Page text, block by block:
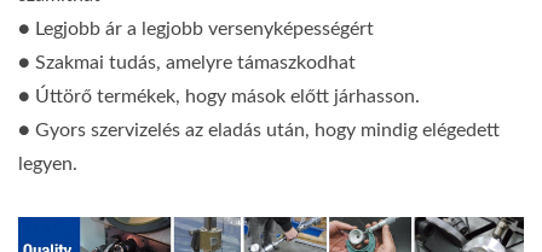
● Legjobb ár a legjobb versenyképességért
● Szakmai tudás, amelyre támaszkodhat
● Úttörő termékek, hogy mások előtt járhasson.
● Gyors szervizelés az eladás után, hogy mindig elégedett
legyen.